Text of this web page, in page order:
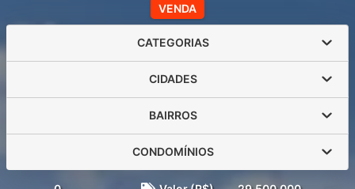
VENDA
CATEGORIAS
CIDADES
BAIRROS
CONDOMÍNIOS